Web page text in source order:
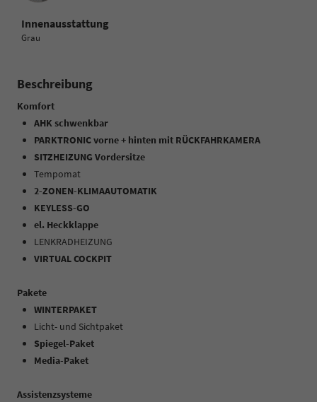
Innenausstattung
Grau
Beschreibung
Komfort
AHK schwenkbar
PARKTRONIC vorne + hinten mit RÜCKFAHRKAMERA
SITZHEIZUNG Vordersitze
Tempomat
2-ZONEN-KLIMAAUTOMATIK
KEYLESS-GO
el. Heckklappe
LENKRADHEIZUNG
VIRTUAL COCKPIT
Pakete
WINTERPAKET
Licht- und Sichtpaket
Spiegel-Paket
Media-Paket
Assistenzsysteme